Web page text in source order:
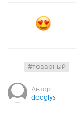
#товарный
Автор
dooglys